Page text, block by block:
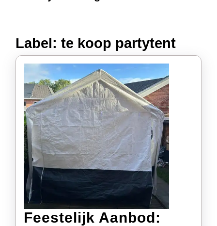
Label: te koop partytent
Feestelijk Aanbod: